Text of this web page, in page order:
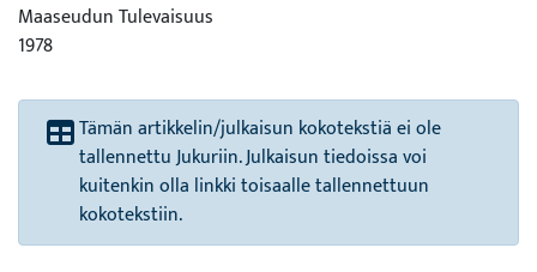
Maaseudun Tulevaisuus
1978
Tämän artikkelin/julkaisun kokotekstiä ei ole
tallennettu Jukuriin. Julkaisun tiedoissa voi
kuitenkin olla linkki toisaalle tallennettuun
kokotekstiin.